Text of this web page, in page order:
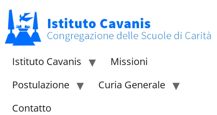
Istituto Cavanis
Missioni
Postulazione
Curia Generale
Contatto